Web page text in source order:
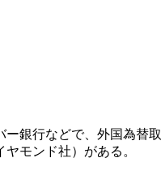
銀行などで、外国為
モンド社）がある。